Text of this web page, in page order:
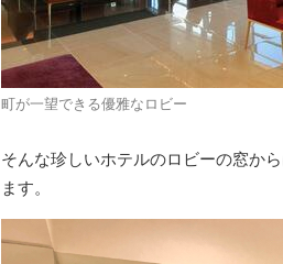
町が一望できる優雅なロビー
そんな珍しいホテルのロビーの窓か
ます。